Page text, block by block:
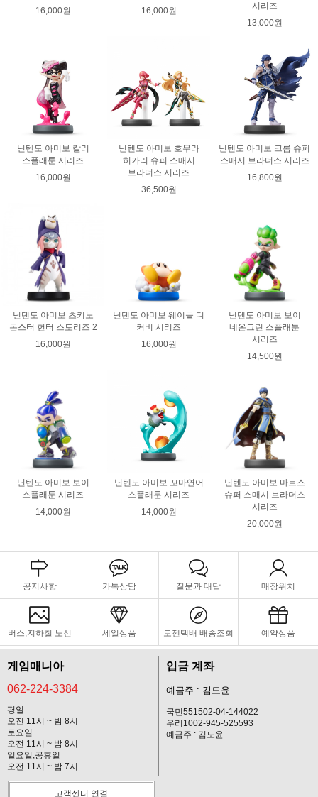
16,000원
16,000원
시리즈
13,000원
닌텐도 아미보 칼리
스플래툰 시리즈
16,000원
닌텐도 아미보 호무라
히카리 슈퍼 스매시
브라더스 시리즈
36,500원
닌텐도 아미보 크롬 슈퍼
스매시 브라더스 시리즈
16,800원
닌텐도 아미보 츠키노
몬스터 헌터 스토리즈 2
16,000원
닌텐도 아미보 웨이들 디
커비 시리즈
16,000원
닌텐도 아미보 보이
네온그린 스플래툰
시리즈
14,500원
닌텐도 아미보 보이
스플래툰 시리즈
14,000원
닌텐도 아미보 꼬마연어
스플래툰 시리즈
14,000원
닌텐도 아미보 마르스
슈퍼 스매시 브라더스
시리즈
20,000원
공지사항 카톡상담 질문과 대답 매장위치
버스,지하철 노선 세일상품 로젠택배 배송조회 예약상품
게임매니아
062-224-3384
평일
오전 11시 ~ 밤 8시
토요일
오전 11시 ~ 밤 8시
일요일,공휴일
오전 11시 ~ 밤 7시
입금 계좌
예금주 : 김도윤
국민551502-04-144022
우리1002-945-525593
예금주 : 김도윤
고객센터 연결